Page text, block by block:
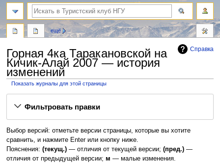
Справка
Горная 4ка Таракановской на
Кичик-Алай 2007 — история
изменений
Показать журналы для этой страницы
Фильтровать правки
Выбор версий: отметьте версии страницы, которые вы хотите
сравнить, и нажмите Enter или кнопку ниже.
Пояснения: (текущ.)— отличия от текущей версии; (пред.)—
отличия от предыдущей версии; м — малые изменения.
ещё
поиск